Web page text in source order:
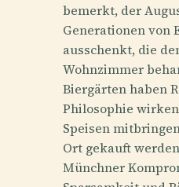
bemerkt, der
Generationen von
ausschenkt, die
Wohnzimmer
Biergärten haben
Philosophie
Speisen
Ort gekauft
Münchner